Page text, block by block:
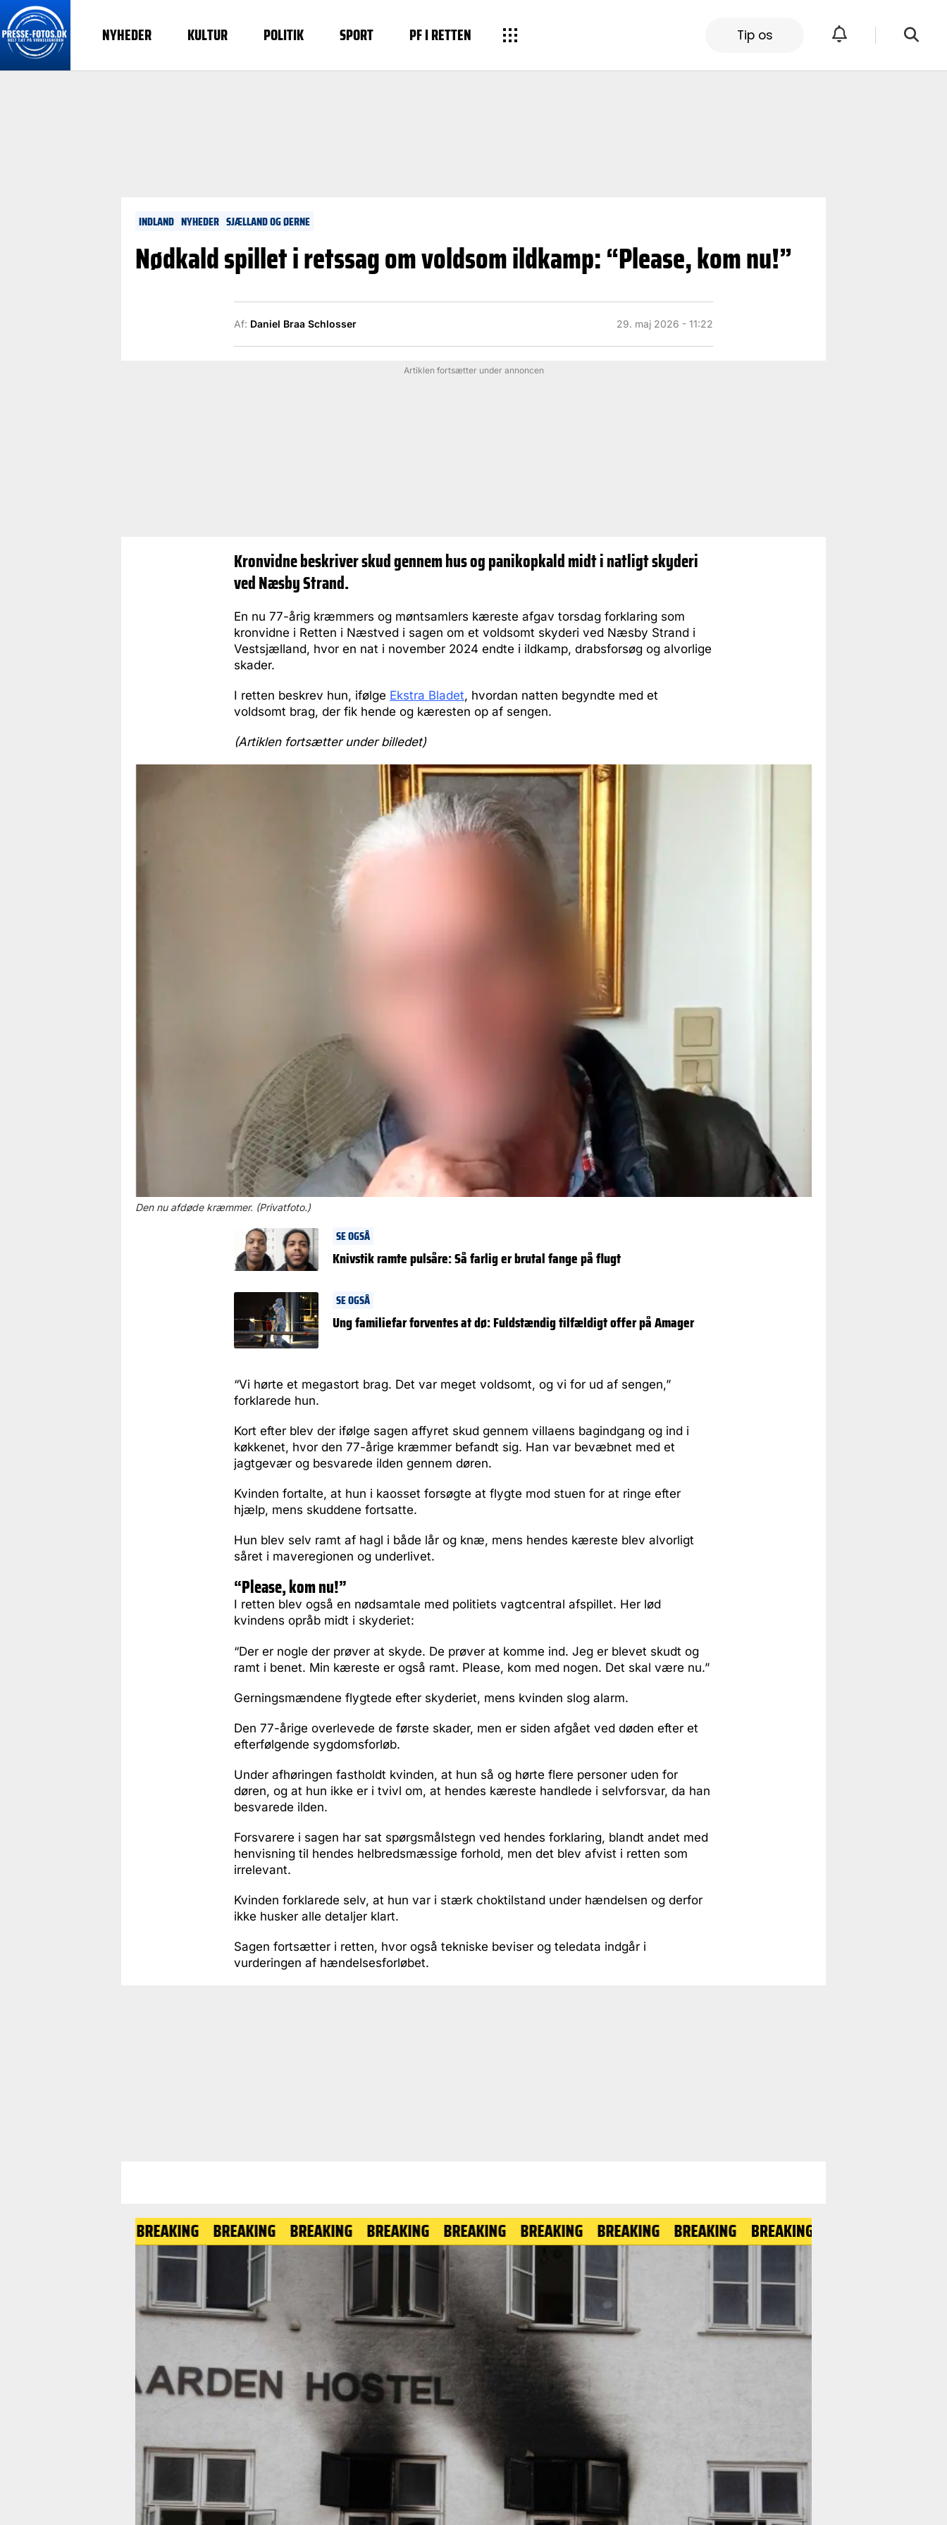
NYHEDER KULTUR POLITIK SPORT PF I RETTEN Tip os
INDLAND NYHEDER SJÆLLAND OG ØERNE
Nødkald spillet i retssag om voldsom ildkamp: “Please, kom nu!”
Af: Daniel Braa Schlosser 29. maj 2026 - 11:22
Artiklen fortsætter under annoncen
Kronvidne beskriver skud gennem hus og panikopkald midt i natligt skyderi
ved Næsby Strand.
En nu 77-årig kræmmers og møntsamlers kæreste afgav torsdag forklaring som
kronvidne i Retten i Næstved i sagen om et voldsomt skyderi ved Næsby Strand i
Vestsjælland, hvor en nat i november 2024 endte i ildkamp, drabsforsøg og alvorlige
skader.
I retten beskrev hun, ifølge Ekstra Bladet, hvordan natten begyndte med et
voldsomt brag, der fik hende og kæresten op af sengen.
(Artiklen fortsætter under billedet)
Den nu afdøde kræmmer. (Privatfoto.)
SE OGSÅ
Knivstik ramte pulsåre: Så farlig er brutal fange på flugt
SE OGSÅ
Ung familiefar forventes at dø: Fuldstændig tilfældigt offer på Amager
“Vi hørte et megastort brag. Det var meget voldsomt, og vi for ud af sengen,”
forklarede hun.
Kort efter blev der ifølge sagen affyret skud gennem villaens bagindgang og ind i
køkkenet, hvor den 77-årige kræmmer befandt sig. Han var bevæbnet med et
jagtgevær og besvarede ilden gennem døren.
Kvinden fortalte, at hun i kaosset forsøgte at flygte mod stuen for at ringe efter
hjælp, mens skuddene fortsatte.
Hun blev selv ramt af hagl i både lår og knæ, mens hendes kæreste blev alvorligt
såret i maveregionen og underlivet.
“Please, kom nu!”
I retten blev også en nødsamtale med politiets vagtcentral afspillet. Her lød
kvindens opråb midt i skyderiet:
“Der er nogle der prøver at skyde. De prøver at komme ind. Jeg er blevet skudt og
ramt i benet. Min kæreste er også ramt. Please, kom med nogen. Det skal være nu.”
Gerningsmændene flygtede efter skyderiet, mens kvinden slog alarm.
Den 77-årige overlevede de første skader, men er siden afgået ved døden efter et
efterfølgende sygdomsforløb.
Under afhøringen fastholdt kvinden, at hun så og hørte flere personer uden for
døren, og at hun ikke er i tvivl om, at hendes kæreste handlede i selvforsvar, da han
besvarede ilden.
Forsvarere i sagen har sat spørgsmålstegn ved hendes forklaring, blandt andet med
henvisning til hendes helbredsmæssige forhold, men det blev afvist i retten som
irrelevant.
Kvinden forklarede selv, at hun var i stærk choktilstand under hændelsen og derfor
ikke husker alle detaljer klart.
Sagen fortsætter i retten, hvor også tekniske beviser og teledata indgår i
vurderingen af hændelsesforløbet.
BREAKING BREAKING BREAKING BREAKING BREAKING BREAKING BREAKING BREAKING BREAKING BREAKING